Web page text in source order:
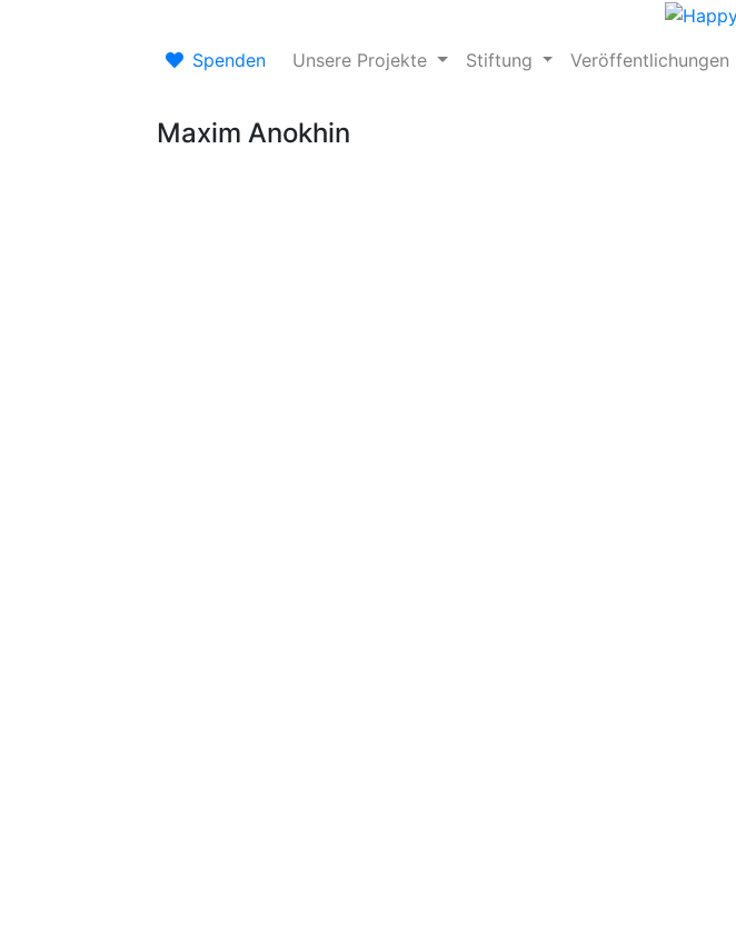
Spenden Unsere Projekte Stiftung Veröffentlichungen
Maxim Anokhin